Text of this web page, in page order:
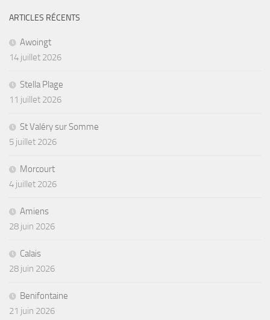
ARTICLES RÉCENTS
Awoingt
14 juillet 2026
Stella Plage
11 juillet 2026
St Valéry sur Somme
5 juillet 2026
Morcourt
4 juillet 2026
Amiens
28 juin 2026
Calais
28 juin 2026
Benifontaine
21 juin 2026